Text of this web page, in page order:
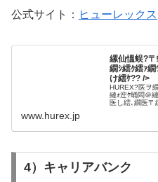
公式サイト： ヒューレックス
縲仙慍蜈?
繝ｼ繧ｸ繧ｧ
け繧ｹ?? />
HUREX?医ヲ
縺ｫ迚ｹ蛹悶＠
医し繧､繝医〒
www.hurex.jp
4）キャリアバンク